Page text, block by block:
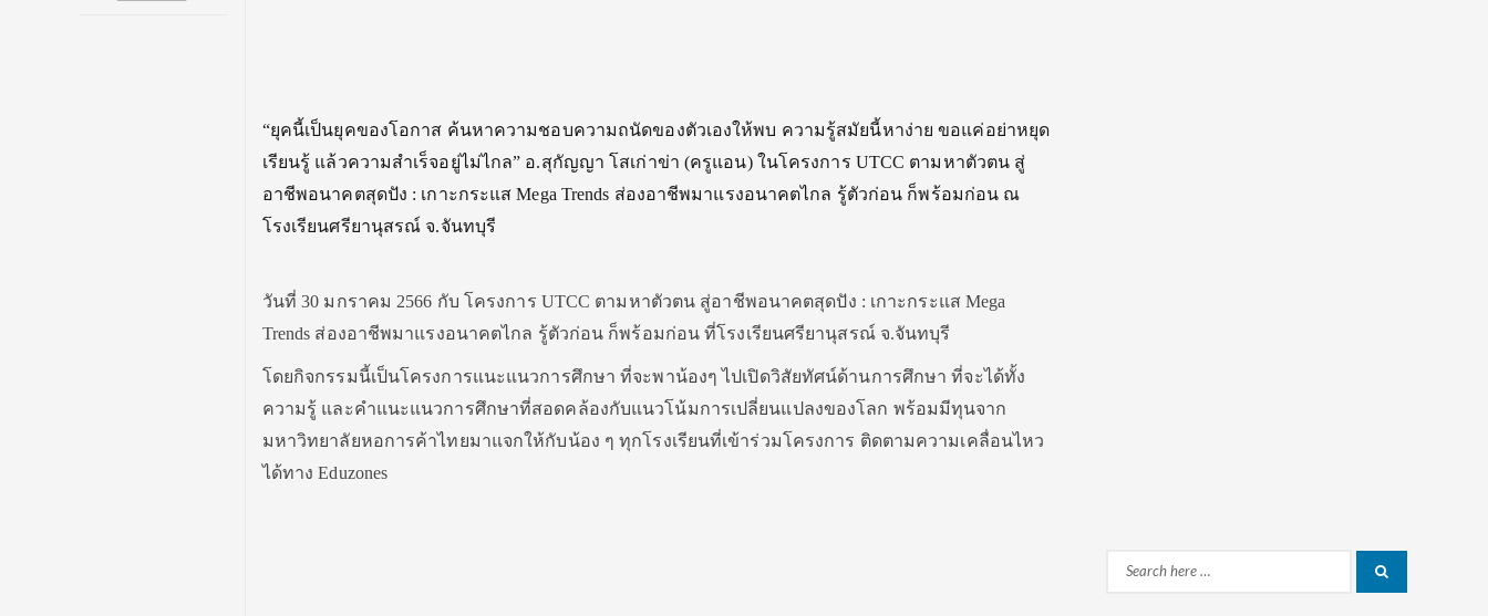
“ยุคนี้เป็นยุคของโอกาส ค้นหาความชอบความถนัดของตัวเองให้พบ ความรู้สมัยนี้หาง่าย ขอแค่อย่าหยุด
เรียนรู้ แล้วความสำเร็จอยู่ไม่ไกล” อ.สุกัญญา โสเก่าข่า (ครูแอน) ในโครงการ UTCC ตามหาตัวตน สู่
อาชีพอนาคตสุดปัง : เกาะกระแส Mega Trends ส่องอาชีพมาแรงอนาคตไกล รู้ตัวก่อน ก็พร้อมก่อน ณ
โรงเรียนศรียานุสรณ์ จ.จันทบุรี
วันที่ 30 มกราคม 2566 กับ โครงการ UTCC ตามหาตัวตน สู่อาชีพอนาคตสุดปัง : เกาะกระแส Mega
Trends ส่องอาชีพมาแรงอนาคตไกล รู้ตัวก่อน ก็พร้อมก่อน ที่โรงเรียนศรียานุสรณ์ จ.จันทบุรี
โดยกิจกรรมนี้เป็นโครงการแนะแนวการศึกษา ที่จะพาน้องๆ ไปเปิดวิสัยทัศน์ด้านการศึกษา ที่จะได้ทั้ง
ความรู้ และคำแนะแนวการศึกษาที่สอดคล้องกับแนวโน้มการเปลี่ยนแปลงของโลก พร้อมมีทุนจาก
มหาวิทยาลัยหอการค้าไทยมาแจกให้กับน้อง ๆ ทุกโรงเรียนที่เข้าร่วมโครงการ ติดตามความเคลื่อนไหว
ได้ทาง Eduzones
Search